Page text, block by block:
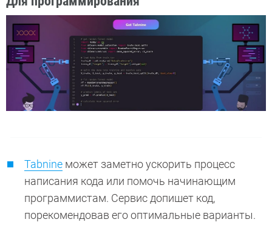
Tabnine может заметно ускорить процесс
написания кода или помочь начинающим
программистам. Сервис допишет код,
порекомендовав его оптимальные варианты.